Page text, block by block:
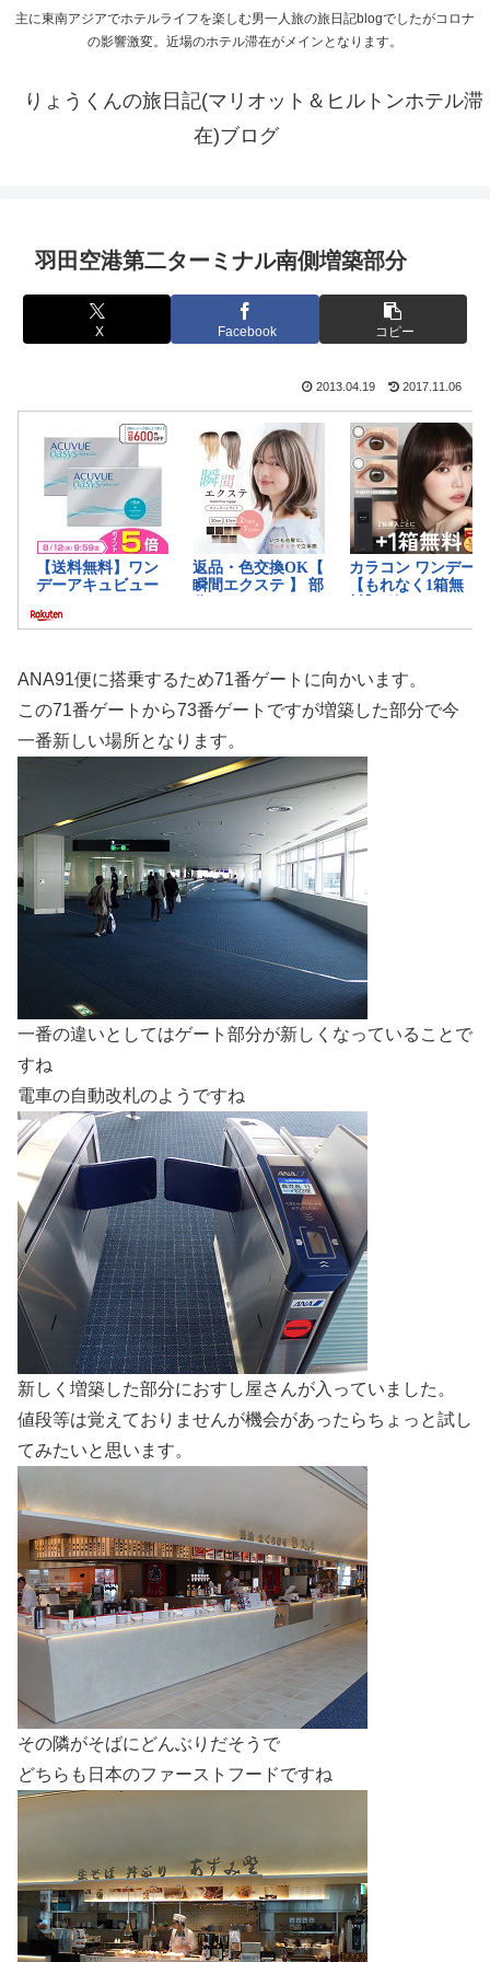
主に東南アジアでホテルライフを楽しむ男一人旅の旅日記blogでしたがコロナ
の影響激変。近場のホテル滞在がメインとなります。
りょうくんの旅日記(マリオット＆ヒルトンホテル滞
在)ブログ
羽田空港第二ターミナル南側増築部分
X Facebook コピー
2013.04.19 2017.11.06
ANA91便に搭乗するため71番ゲートに向かいます。
この71番ゲートから73番ゲートですが増築した部分で今
一番新しい場所となります。
一番の違いとしてはゲート部分が新しくなっていることで
すね
電車の自動改札のようですね
新しく増築した部分におすし屋さんが入っていました。
値段等は覚えておりませんが機会があったらちょっと試し
てみたいと思います。
その隣がそばにどんぶりだそうで
どちらも日本のファーストフードですね